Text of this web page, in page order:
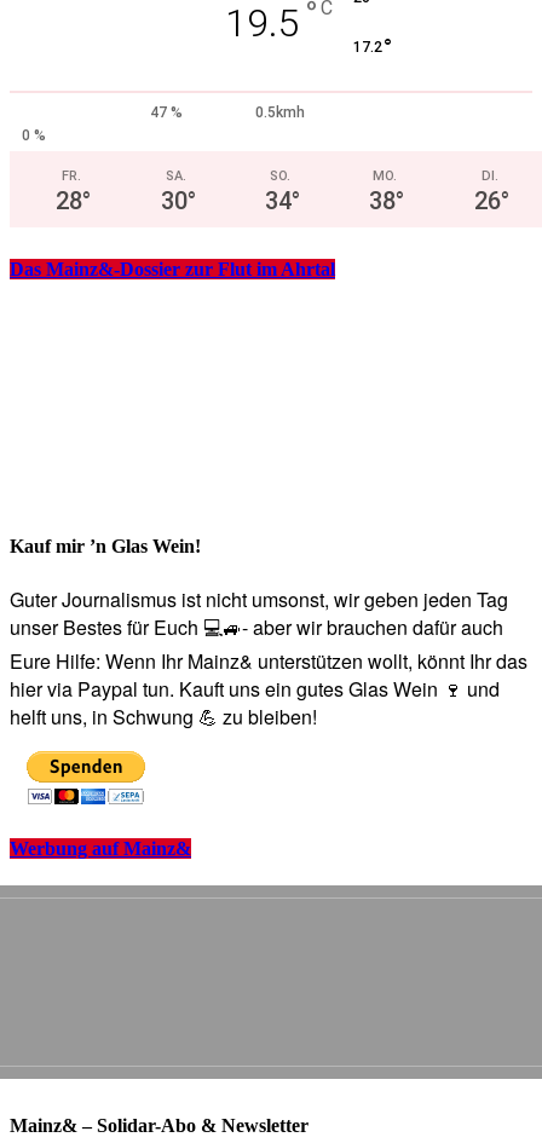
19.5 ° C
17.2°
47 %
0.5kmh
0 %
FR.
28°
SA.
30°
SO.
34°
MO.
38°
DI.
26°
Das Mainz&-Dossier zur Flut im Ahrtal
Kauf mir ’n Glas Wein!
Guter Journalismus ist nicht umsonst, wir geben jeden Tag
unser Bestes für Euch 💻🚙- aber wir brauchen dafür auch
Eure Hilfe: Wenn Ihr Mainz& unterstützen wollt, könnt Ihr das
hier via Paypal tun. Kauft uns ein gutes Glas Wein 🍷 und
helft uns, in Schwung 💪 zu bleiben!
Werbung auf Mainz&
Mainz& – Solidar-Abo & Newsletter